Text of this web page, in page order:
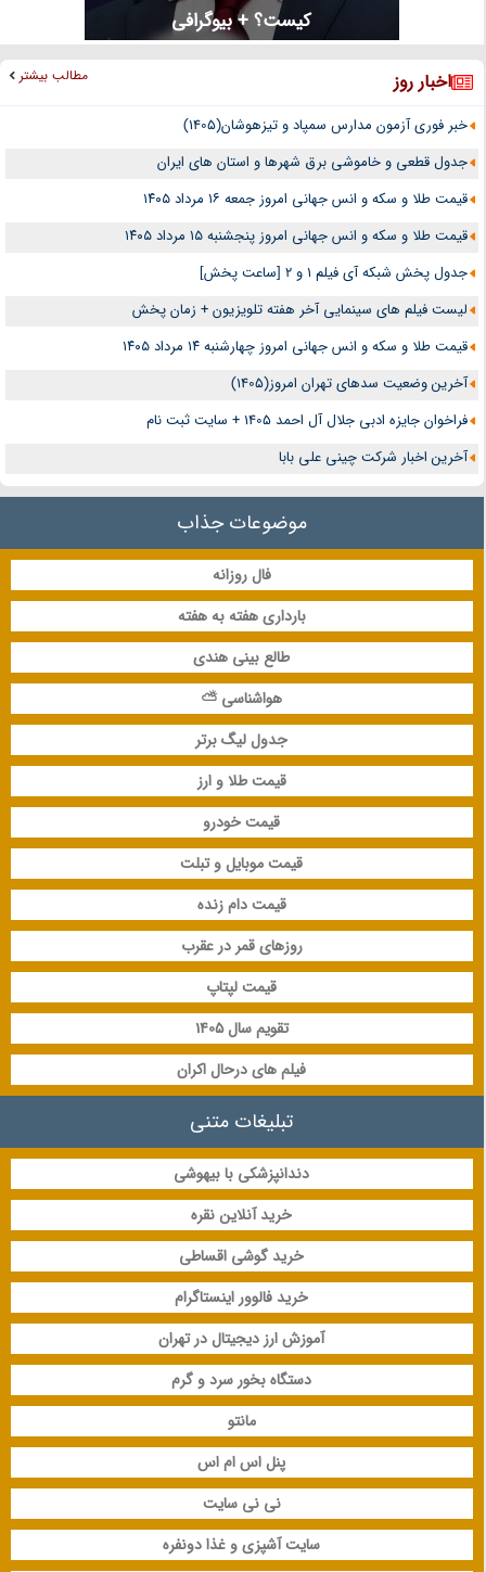
کیست؟ + بیوگرافی
اخبار روز مطالب بیشتر
خبر فوری آزمون مدارس سمپاد و تیزهوشان(1405)
جدول قطعی و خاموشی برق شهرها و استان های ایران
قیمت طلا و سکه و انس جهانی امروز جمعه ۱۶ مرداد ۱۴۰۵
قیمت طلا و سکه و انس جهانی امروز پنجشنبه ۱۵ مرداد ۱۴۰۵
جدول پخش شبکه آی فیلم 1 و 2 [ساعت پخش]
لیست فیلم های سینمایی آخر هفته تلویزیون + زمان پخش
قیمت طلا و سکه و انس جهانی امروز چهارشنبه ۱۴ مرداد ۱۴۰۵
آخرین وضعیت سدهای تهران امروز(1405)
فراخوان جایزه ادبی جلال آل احمد 1405 + سایت ثبت نام
آخرین اخبار شرکت چینی علی بابا
موضوعات جذاب
فال روزانه
بارداری هفته به هفته
طالع بینی هندی
هواشناسی ⛅
جدول لیگ برتر
قیمت طلا و ارز
قیمت خودرو
قیمت موبایل و تبلت
قیمت دام زنده
روزهای قمر در عقرب
قیمت لپتاپ
تقویم سال 1405
فیلم های درحال اکران
تبلیغات متنی
دندانپزشکی با بیهوشی
خرید آنلاین نقره
خرید گوشی اقساطی
خرید فالوور اینستاگرام
آموزش ارز دیجیتال در تهران
دستگاه بخور سرد و گرم
مانتو
پنل اس ام اس
نی نی سایت
سایت آشپزی و غذا دونفره